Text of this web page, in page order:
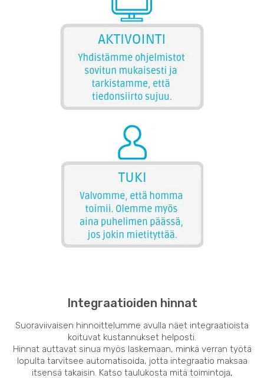
Integraatioiden hinnat
Suoraviivaisen hinnoittelumme avulla näet integraatioista
koituvat kustannukset helposti.
Hinnat auttavat sinua myös laskemaan, minkä verran työtä
lopulta tarvitsee automatisoida, jotta integraatio maksaa
itsensä takaisin. Katso taulukosta mitä toimintoja,